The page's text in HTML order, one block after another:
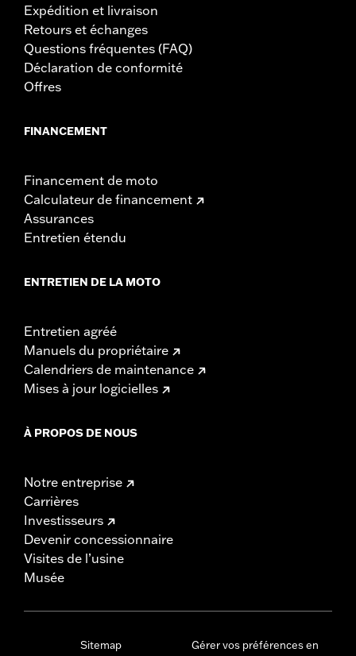
Expédition et livraison
Retours et échanges
Questions fréquentes (FAQ)
Déclaration de conformité
Offres
FINANCEMENT
Financement de moto
Calculateur de financement
Assurances
Entretien étendu
ENTRETIEN DE LA MOTO
Entretien agréé
Manuels du propriétaire
Calendriers de maintenance
Mises à jour logicielles
À PROPOS DE NOUS
Notre entreprise
Carrières
Investisseurs
Devenir concessionnaire
Visites de l’usine
Musée
Sitemap Gérer vos préférences en